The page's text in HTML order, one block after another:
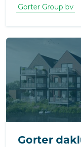
dakluik van
draagt bij aan
een compleet
Gorter Group bv
Gorter